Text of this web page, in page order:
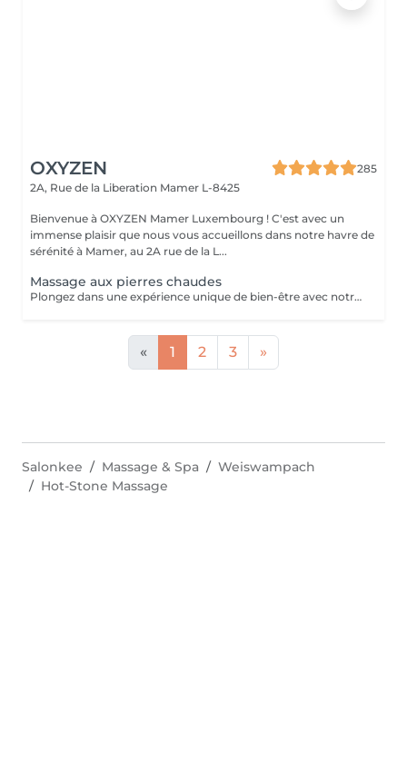
OXYZEN
285
2A, Rue de la Liberation Mamer L-8425
Bienvenue à OXYZEN Mamer Luxembourg ! C'est avec un
immense plaisir que nous vous accueillons dans notre havre de
sérénité à Mamer, au 2A rue de la L...
Massage aux pierres chaudes
Plongez dans une expérience unique de bien-être avec notre massage aux pierres chaudes. Cette pratique traditionnelle repose sur l'utilisation de pierres de basalte chauffées dans un bain d'eau chaude à température constante. Ces pierres sont ensuite utilisées pour induire des effets physiologiques de détente et de détoxification pendant le massage. Allongé(e) sur les pierres, enveloppé(e) dans un drap adapté à votre morphologie, vous ressentirez une chaleur enveloppante, une véritable sensation de mini-sauna, idéale pour vous réchauffer en hiver. Ce soin unique vous plongera dans une expérience sensorielle exceptionnelle, combinant des sensations contrastées, des stimuli répétés et une profonde relaxation. Le massage aux pierres chaudes diffère considérablement des massages manuels traditionnels, offrant une expérience inoubliable. Soins proposé uniquement de fin octobre à Mars afin de pouvoir bénéficier de tous les bienfaits de celui-ci Pour prolonger ces moments de bien-être, nous vous invitons à découvrir nos cartes FORFAITS, conçues pour vous offrir des avantages exclusifs. Pour plus d'informations, visitez notre page Forfaits. Parfait aussi comme idée cadeau sur mesure. Pour en savoir plus, cliquez ici : https://www.oxyzen.lu Veuillez noter que ce massage est déconseillé aux femmes enceintes. Avertissement : Nos soins sont dédiés au bien-être et à la relaxation. Ils ne remplacent pas un suivi médical et ne relèvent pas de la kinésithérapie.
« 1 2 3 »
Salonkee Massage & Spa
Weiswampach
Hot-Stone Massage